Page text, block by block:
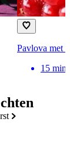
Pavlova met
15 min